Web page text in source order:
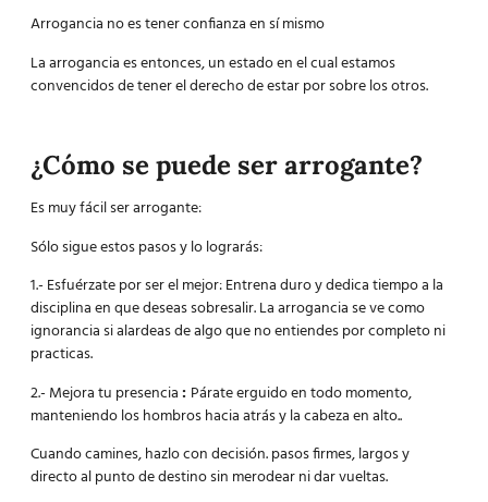
Arrogancia no es tener confianza en sí mismo
La arrogancia es entonces, un estado en el cual estamos
convencidos de tener el derecho de estar por sobre los otros.
¿Cómo se puede ser arrogante?
Es muy fácil ser arrogante:
Sólo sigue estos pasos y lo lograrás:
1.- Esfuérzate por ser el mejor:Entrena duro y dedica tiempo a la
disciplina en que deseas sobresalir. La arrogancia se ve como
ignorancia si alardeas de algo que no entiendes por completo ni
practicas.
2.- Mejora tu presencia: Párate erguido en todo momento,
manteniendo los hombros hacia atrás y la cabeza en alto..
Cuando camines, hazlo con decisión. pasos firmes, largos y
directo al punto de destino sin merodear ni dar vueltas.